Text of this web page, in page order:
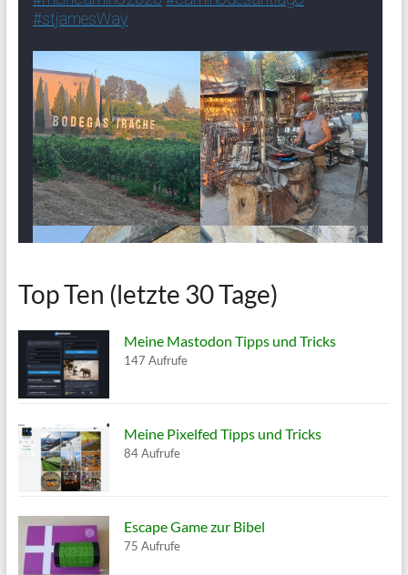
Top Ten (letzte 30 Tage)
Meine Mastodon Tipps und Tricks
147 Aufrufe
Meine Pixelfed Tipps und Tricks
84 Aufrufe
Escape Game zur Bibel
75 Aufrufe